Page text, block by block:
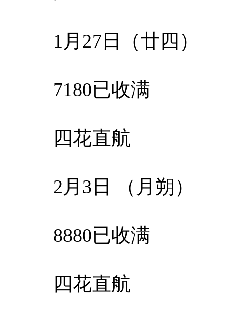
1月27日（廿四）
7180已收满
四花直航
2月3日 （月朔）
8880已收满
四花直航